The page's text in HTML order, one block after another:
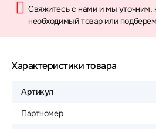
Свяжитесь с нами и мы уточним,
необходимый товар или
Характеристики товара
Артикул
Партномер